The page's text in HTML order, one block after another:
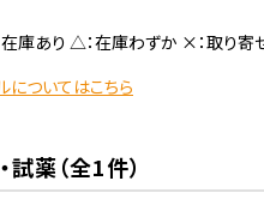
庫あり △：在庫わずか ×：取り寄
ついてはこちら
薬（全1件）